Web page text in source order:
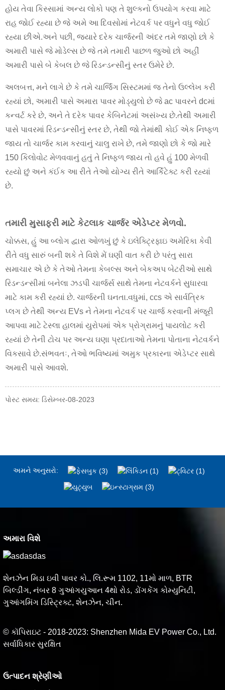
હોય તેવા કિસ્સામાં અન્ય લોકો પણ તે શુલ્કનો ઉપયોગ કરવા માટે
રાહ જોઈ રહ્યા છે જે અમે આ દિવસોમાં નેટવર્ક પર વધુને વધુ જોઈ
રહ્યા છીએ.અને પછી, જ્યારે દરેક ચાર્જરની અંદર તમે જાણો છો કે
અમારી પાસે જે મોડેલ્સ છે જે તમે તમારી પાછળ જુઓ છો અહીં
અમારી પાસે બે કેબલ છે જે રિડન્ડન્સીનું સ્તર ઉમેરે છે.
અલબત્ત, મને લાગે છે કે તમે ચાર્જિંગ સિસ્ટમમાં જ તેનો ઉલ્લેખ કરી
રહ્યાં છો, અમારી પાસે અમારા પાવર મોડ્યુલો છે જે ac પાવરને dcમાં
કન્વર્ટ કરે છે, અને તે દરેક પાવર કેબિનેટમાં અસંખ્ય છે.તેથી અમારી
પાસે પાવરમાં રિડન્ડન્સીનું સ્તર છે, તેથી જો તેમાંથી કોઈ એક નિષ્ફળ
જાય તો ચાર્જર કામ કરવાનું ચાલુ રાખે છે, તમે જાણો છો કે જો મારે
150 કિલોવોટ મેળવવાનું હતું તે નિષ્ફળ જાય તો હવે હું 100 મેળવી
રહ્યો છું અને કંઈક આ રીતે તેઓ યોગ્ય રીતે આર્કિટેક્ટ કરી રહ્યાં
છે.
તમારી મુસાફરી માટે કેટલાક ચાર્જર એડેપ્ટર મેળવો.
ચોક્કસ, હું આ બ્લોગ દ્વારા ઓળખું છું કે ઇલેક્ટ્રિફાઇ અમેરિકા કેવી
રીતે વધુ સારું બની શકે તે વિશે મેં ઘણી વાત કરી છે પરંતુ સારા
સમાચાર એ છે કે તેઓ તેમના કેબલ્સ અને બેકઅપ બેટરીઓ સાથે
રિડન્ડન્સીમાં બનેલા ઝડપી ચાર્જર્સ સાથે તેમના નેટવર્કને સુધારવા
માટે કામ કરી રહ્યાં છે. ચાર્જરની ઘનતા.વધુમાં, ccs એ સાર્વત્રિક
પ્લગ છે તેથી અન્ય EVs ને તેમના નેટવર્ક પર ચાર્જ કરવાની મંજૂરી
આપવા માટે ટેસ્લા હાલમાં યુરોપમાં એક પ્રોગ્રામનું પાયલોટ કરી
રહ્યાં છે તેની ટોચ પર અન્ય ઘણા પ્રદાતાઓ તેમના પોતાના નેટવર્કને
વિકસાવે છે.સંભવતઃ, તેઓ ભવિષ્યમાં અમુક પ્રકારના એડેપ્ટર સાથે
અમારી પાસે આવશે.
પોસ્ટ સમય: ડિસેમ્બર-08-2023
અમને અનુસરો:
અમારા વિશે
શેનઝેન મિડા ઇવી પાવર કો., લિ.રૂમ 1102, 11મો માળ, BTR
બિલ્ડીંગ, નંબર 8 ગુઆંગયુઆન 4થો રોડ, ડોંગકેંગ કોમ્યુનિટી,
ગુઆંગમિંગ ડિસ્ટ્રિક્ટ, શેનઝેન, ચીન.
© કૉપિરાઇટ - 2018-2023: Shenzhen Mida EV Power Co., Ltd.
સર્વાધિકાર સુરક્ષિત
ઉત્પાદન શ્રેણીઓ